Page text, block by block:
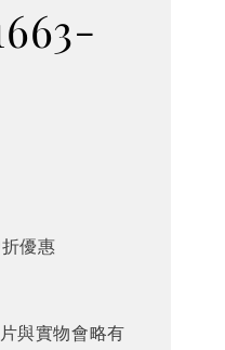
優惠
與實物會略有